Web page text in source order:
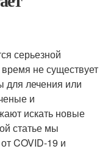
серьезной
не существует
для лечения или
и
искать новые
статье мы
COVID-19 и